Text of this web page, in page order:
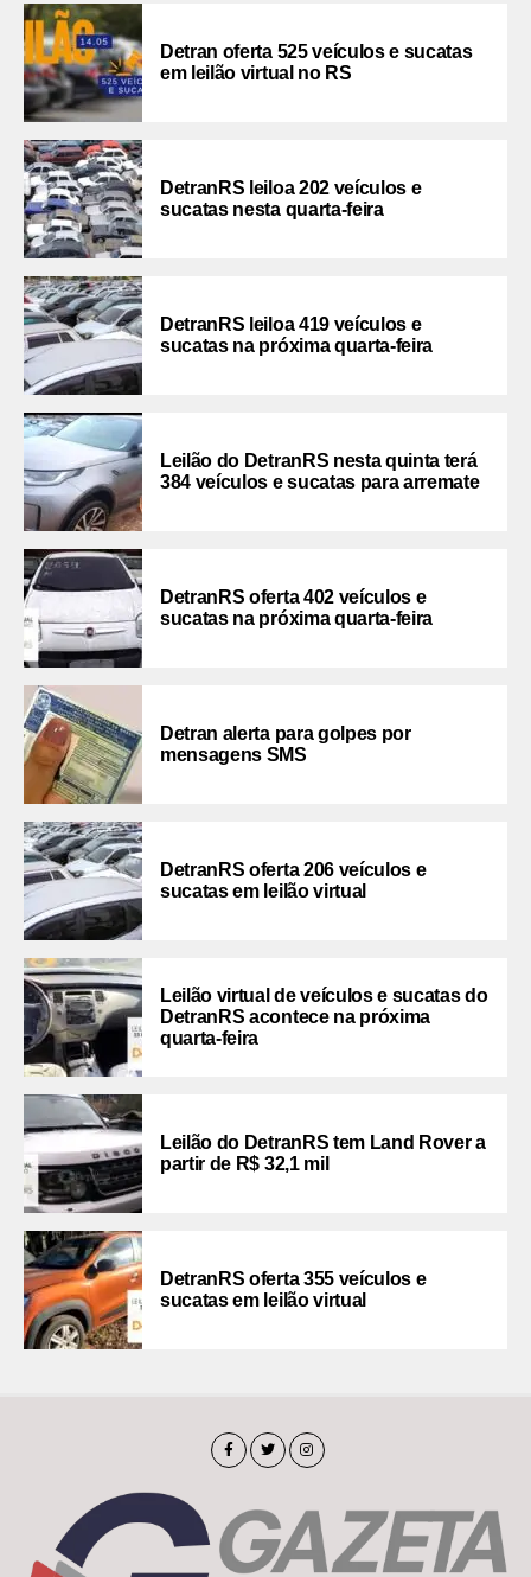
Detran oferta 525 veículos e sucatas
em leilão virtual no RS
DetranRS leiloa 202 veículos e
sucatas nesta quarta-feira
DetranRS leiloa 419 veículos e
sucatas na próxima quarta-feira
Leilão do DetranRS nesta quinta terá
384 veículos e sucatas para arremate
DetranRS oferta 402 veículos e
sucatas na próxima quarta-feira
Detran alerta para golpes por
mensagens SMS
DetranRS oferta 206 veículos e
sucatas em leilão virtual
Leilão virtual de veículos e sucatas do
DetranRS acontece na próxima
quarta-feira
Leilão do DetranRS tem Land Rover a
partir de R$ 32,1 mil
DetranRS oferta 355 veículos e
sucatas em leilão virtual